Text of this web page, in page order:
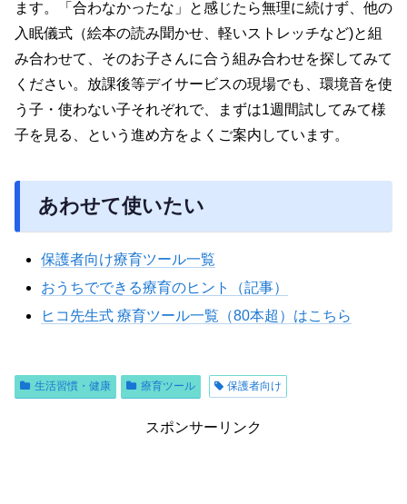
ます。「合わなかったな」と感じたら無理に続けず、他の
入眠儀式（絵本の読み聞かせ、軽いストレッチなど)と組
み合わせて、そのお子さんに合う組み合わせを探してみて
ください。放課後等デイサービスの現場でも、環境音を使
う子・使わない子それぞれで、まずは1週間試してみて様
子を見る、という進め方をよくご案内しています。
あわせて使いたい
保護者向け療育ツール一覧
おうちでできる療育のヒント（記事）
ヒコ先生式 療育ツール一覧（80本超）はこちら
生活習慣・健康 療育ツール 保護者向け
スポンサーリンク